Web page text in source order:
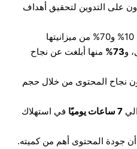
على التدوين لتحقيق أهداف
الشركات التي تخصص بين 10% و70% من ميزانيتها
و73%
منها أبلغت عن نجاح
نجاح المحتوى من خلال حجم
7 ساعات يوميًا في استهلاك
جودة المحتوى أهم من كميته.